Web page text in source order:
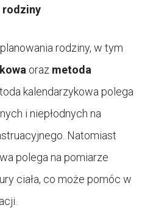
rodziny
rodziny, w tym
oraz metoda
kalendarzykowa polega
i niepłodnych na
Natomiast
polega na pomiarze
ciała, co może pomóc w